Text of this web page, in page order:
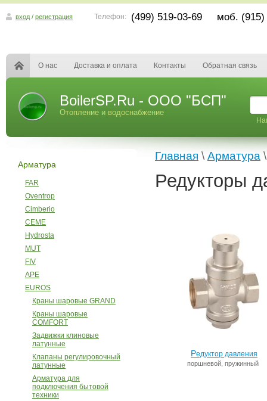
вход / регистрация Телефон: (499) 519-03-69 моб. (915)
О нас Доставка и оплата Контакты Обратная связь
BoilerSP.Ru - ООО "БСП"
Отопление и водоснабжение
Арматура
FAR
Oventrop
Cimberio
CEME
Hydrosta
MUT
FIV
APE
EUROS
Краны шаровые GRAND
Краны шаровые
COMFORT
Задвижки клиновые
латунные
Клапаны регулировочный
латунные
Арматура для
подключения бытовой
техники
Главная \ Арматура
Редукторы
Редуктор давления
поршневой, пружинный